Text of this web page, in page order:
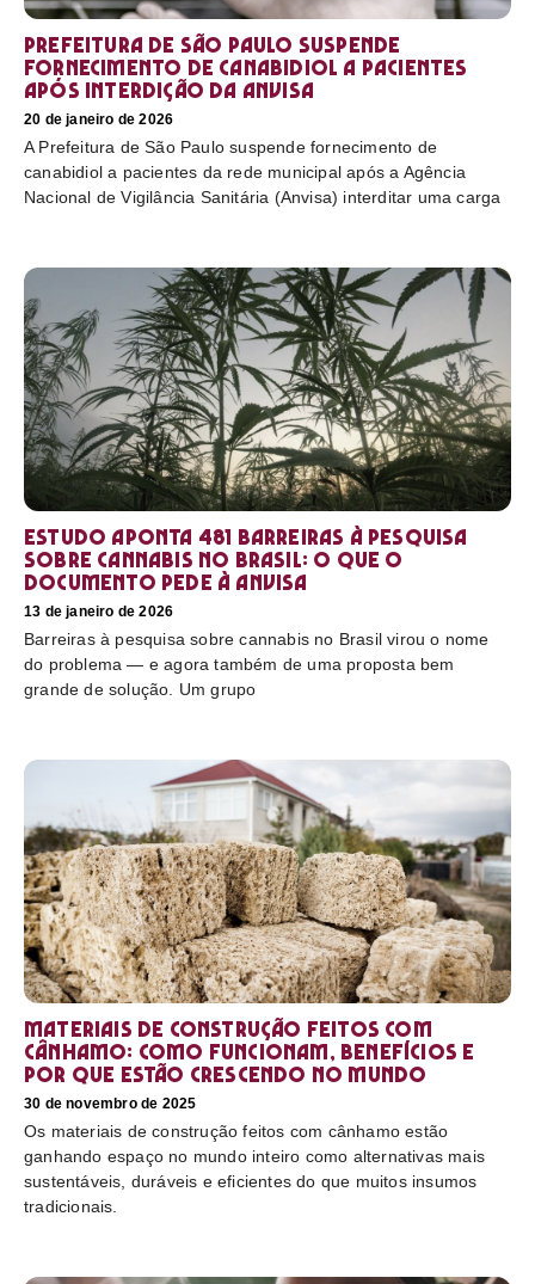
Prefeitura de São Paulo suspende
fornecimento de canabidiol a pacientes
após interdição da Anvisa
20 de janeiro de 2026
A Prefeitura de São Paulo suspende fornecimento de
canabidiol a pacientes da rede municipal após a Agência
Nacional de Vigilância Sanitária (Anvisa) interditar uma carga
Estudo aponta 481 barreiras à pesquisa
sobre cannabis no Brasil: o que o
documento pede à Anvisa
13 de janeiro de 2026
Barreiras à pesquisa sobre cannabis no Brasil virou o nome
do problema — e agora também de uma proposta bem
grande de solução. Um grupo
Materiais de construção feitos com
cânhamo: como funcionam, benefícios e
por que estão crescendo no mundo
30 de novembro de 2025
Os materiais de construção feitos com cânhamo estão
ganhando espaço no mundo inteiro como alternativas mais
sustentáveis, duráveis e eficientes do que muitos insumos
tradicionais.